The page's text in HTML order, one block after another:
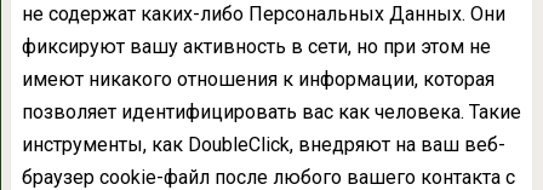
не содержат каких-либо Персональных Данных. Они
фиксируют вашу активность в сети, но при этом не
имеют никакого отношения к информации, которая
позволяет идентифицировать вас как человека. Такие
инструменты, как DoubleClick, внедряют на ваш веб-
браузер cookie-файл после любого вашего контакта с